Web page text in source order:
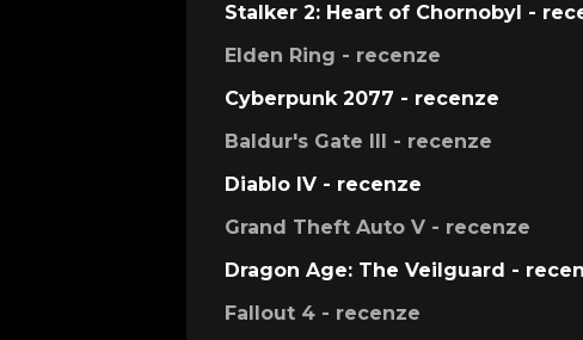
Stalker 2: Heart of Chornobyl -
Elden Ring - recenze
Cyberpunk 2077 - recenze
Baldur's Gate III - recenze
Diablo IV - recenze
Grand Theft Auto V - recenze
Dragon Age: The Veilguard -
Fallout 4 - recenze